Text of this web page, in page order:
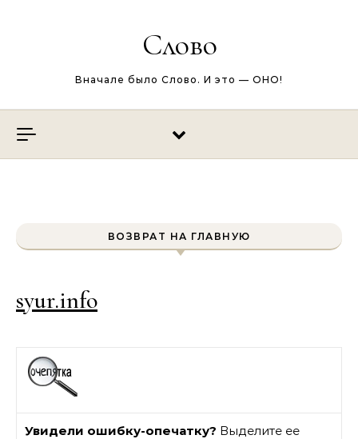
Слово
Вначале было Слово. И это — ОНО!
ВОЗВРАТ НА ГЛАВНУЮ
syur.info
Увидели ошибку-опечатку? Выделите ее